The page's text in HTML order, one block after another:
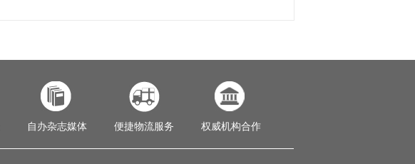
自办杂志媒体 便捷物流服务 权威机构合作